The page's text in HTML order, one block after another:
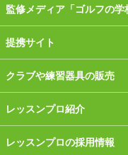
監修メディア「ゴルフの学
提携サイト
クラブや練習器具の販売
レッスンプロ紹介
レッスンプロの採用情報